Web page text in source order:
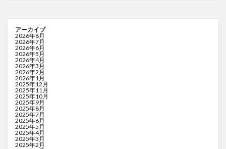
アーカイブ
2026年8月
2026年7月
2026年6月
2026年5月
2026年4月
2026年3月
2026年2月
2026年1月
2025年12月
2025年11月
2025年10月
2025年9月
2025年8月
2025年7月
2025年6月
2025年5月
2025年4月
2025年3月
2025年2月